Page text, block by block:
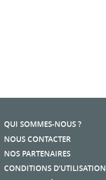
QUI SOMMES-NOUS ?
NOUS CONTACTER
NOS PARTENAIRES
CONDITIONS D’UTILISATION